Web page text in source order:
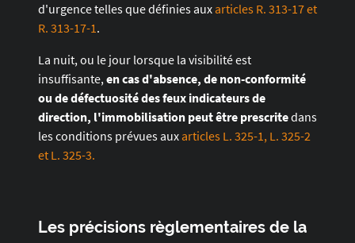
d'urgence telles que définies auxarticles R. 313-17 et
R. 313-17-1.
La nuit, ou le jour lorsque la visibilité est
insuffisante,en cas d'absence, de non-conformité
ou de défectuosité des feux indicateurs de
direction, l'immobilisation peut être prescritedans
les conditions prévues auxarticles L. 325-1, L. 325-2
et L. 325-3.
Les précisions règlementaires de la